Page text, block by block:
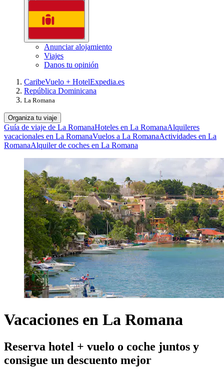
Anunciar alojamiento
Viajes
Danos tu opinión
CaribeVuelo + HotelExpedia.es
República Dominicana
La Romana
Organiza tu viaje
Guía de viaje de La RomanaHoteles en La RomanaAlquileres
vacacionales en La RomanaVuelos a La RomanaActividades en La
RomanaAlquiler de coches en La Romana
Vacaciones en La Romana
Reserva hotel + vuelo o coche juntos y
consigue un descuento mejor